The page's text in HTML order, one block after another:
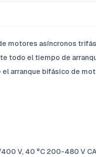
motores asíncronos
todo el tiempo de
arranque bifásico de
V, 40 °C 200-480 V